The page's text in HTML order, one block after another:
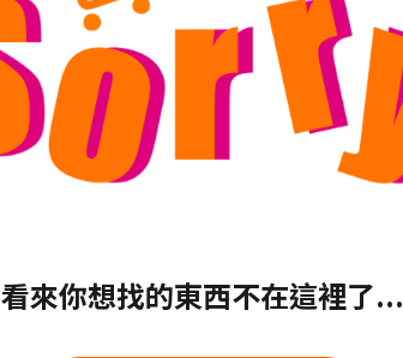
看來你想找的東西不在這裡了...